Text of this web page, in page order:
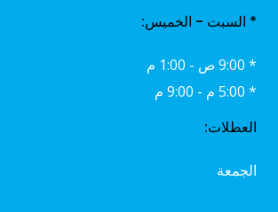
* السبت - الخميس:
* 9:00 ص - 1:00 م
* 5:00 م - 9:00 م
العطلات:
الجمعة